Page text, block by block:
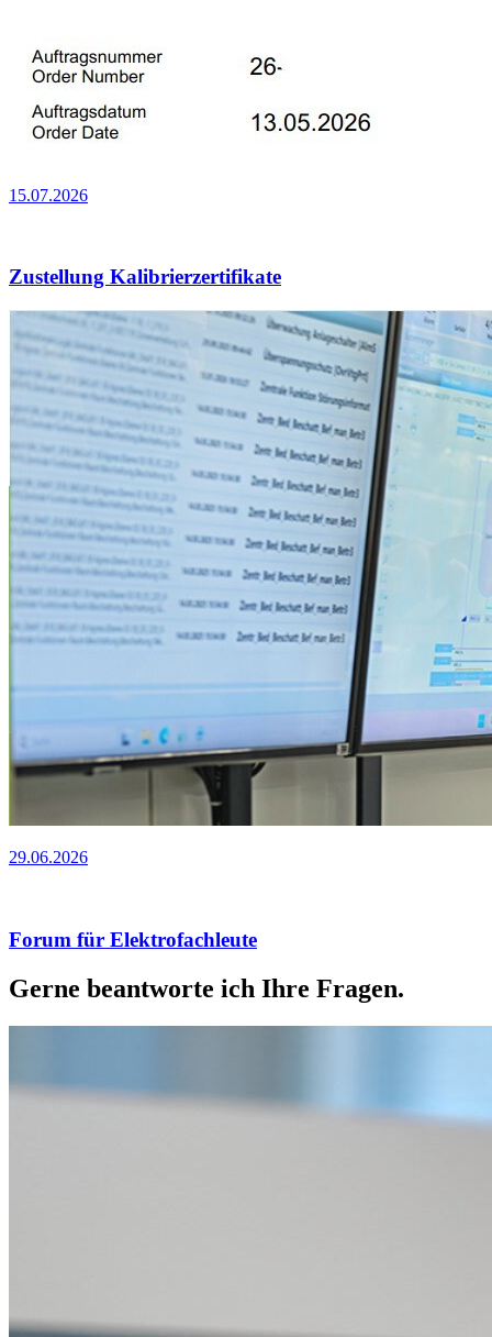
15.07.2026
Zustellung Kalibrierzertifikate
29.06.2026
Forum für Elektrofachleute
Gerne beantworte ich Ihre Fragen.